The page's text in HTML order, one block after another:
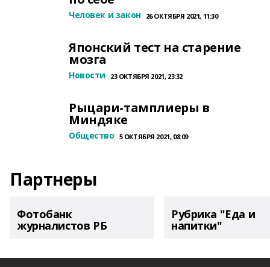
Человек и закон 26 ОКТЯБРЯ 2021, 11:30
Японский тест на старение
мозга
Новости 23 ОКТЯБРЯ 2021, 23:32
Рыцари-тамплиеры в
Миндяке
Общество 5 ОКТЯБРЯ 2021, 08:09
Партнеры
Фотобанк
журналистов РБ
Рубрика "Еда и
напитки"